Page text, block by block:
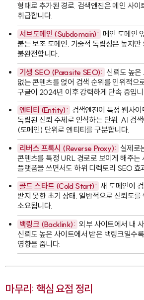
형태로 추가된 경로. 검색엔진은 메인 사이
취급합니다.
서브도메인 (Subdomain): 메인 도메인
붙는 보조 도메인. 기술적 독립성은 높지
불완전합니다.
기생 SEO (Parasite SEO): 신뢰도 높은
없는 콘텐츠를 얹어 검색 순위를 인위적으
구글이 2024년 이후 강력하게 단속 중입니
엔티티 (Entity): 검색엔진이 특정 웹사
독립된 신뢰 주체로 인식하는 단위. AI 검
(도메인) 단위로 엔티티를 구분합니다.
리버스 프록시 (Reverse Proxy): 실제로
콘텐츠를 특정 URL 경로로 보이게 해주는
플랫폼을 쓰면서도 하위 디렉토리 SEO 효
콜드 스타트 (Cold Start): 새 도메인이
받지 못한 초기 상태. 일반적으로 신뢰도를
소요됩니다.
백링크 (Backlink): 외부 사이트에서 내
신뢰도 높은 사이트에서 받은 백링크일수
영향을 줍니다.
마무리: 핵심 요점 정리